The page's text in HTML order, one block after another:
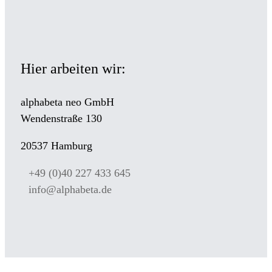
Hier arbeiten wir:
alphabeta neo GmbH
Wendenstraße 130
20537 Hamburg
+49 (0)40 227 433 645
info@alphabeta.de